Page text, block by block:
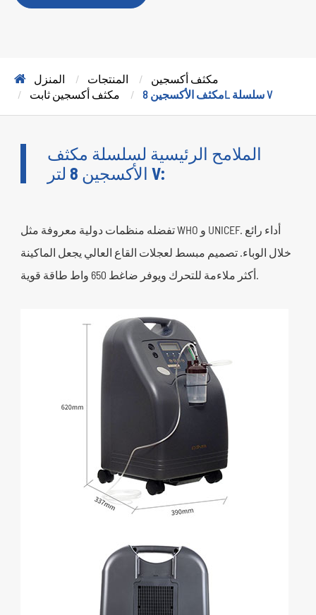
المنزل المنتجات
مكثف أكسجين
مكثف أكسجين ثابت
مكثف الأكسجين 8L سلسلة V
الملامح الرئيسية لسلسلة مكثف
الأكسجين 8 لتر V:
تفضله منظمات دولية معروفة مثل WHO و UNICEF. أداء رائع
خلال الوباء. تصميم مبسط لعجلات القاع العالي يجعل الماكينة
أكثر ملاءمة للتحرك ويوفر ضاغط 650 واط طاقة قوية.